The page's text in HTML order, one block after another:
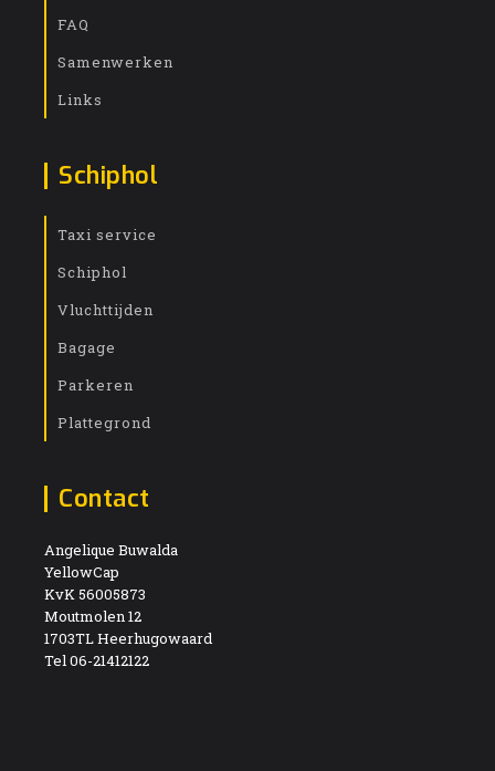
FAQ
Samenwerken
Links
Schiphol
Taxi service
Schiphol
Vluchttijden
Bagage
Parkeren
Plattegrond
Contact
Angelique Buwalda
YellowCap
KvK 56005873
Moutmolen 12
1703TL Heerhugowaard
Tel 06-21412122